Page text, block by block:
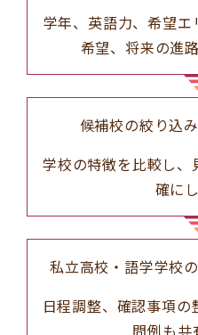
学年、英語力、希望エ
希望、将来の進
候補校の絞り込
学校の特徴を比較し
確に
私立高校・語学学校
日程調整、確認事項